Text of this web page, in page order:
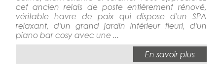
cet ancien relais de poste entièrement rénové,
véritable havre de paix qui dispose d'un SPA
relaxant, d'un grand jardin intérieur fleuri, d'un
piano bar cosy avec une ...
En savoir plus